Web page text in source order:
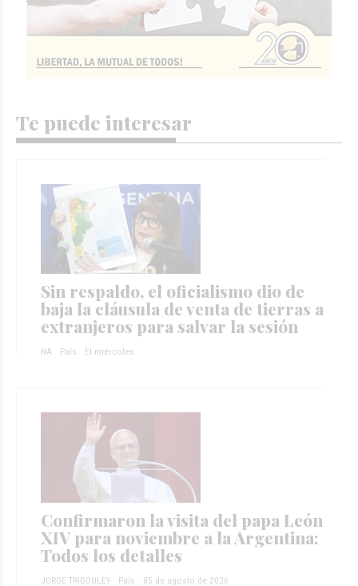
Te puede interesar
Sin respaldo, el oficialismo dio de
baja la cláusula de venta de tierras a
extranjeros para salvar la sesión
NA País El miércoles
Confirmaron la visita del papa León
XIV para noviembre a la Argentina:
Todos los detalles
JORGE TRIBOULEY País 05 de agosto de 2026